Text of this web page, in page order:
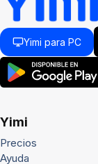
Yimi para PC
Yimi
Precios
Ayuda